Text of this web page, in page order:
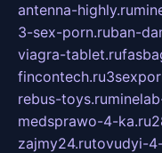
antenna-highly.ru
3-sex-porn.ruban-
viagra-tablet.ru
fincontech.ru
rebus-toys.ru
medsprawo-4-ka.ru
zajmy24.rutovudyi-